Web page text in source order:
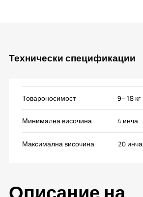
Технически спецификации
Товароносимост 9–18 кг
Минимална височина 4 инча
Максимална височина 20 инча